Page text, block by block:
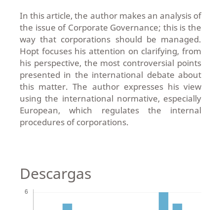
In this article, the author makes an analysis of
the issue of Corporate Governance; this is the
way that corporations should be managed.
Hopt focuses his attention on clarifying, from
his perspective, the most controversial points
presented in the international debate about
this matter. The author expresses his view
using the international normative, especially
European, which regulates the internal
procedures of corporations.
Descargas